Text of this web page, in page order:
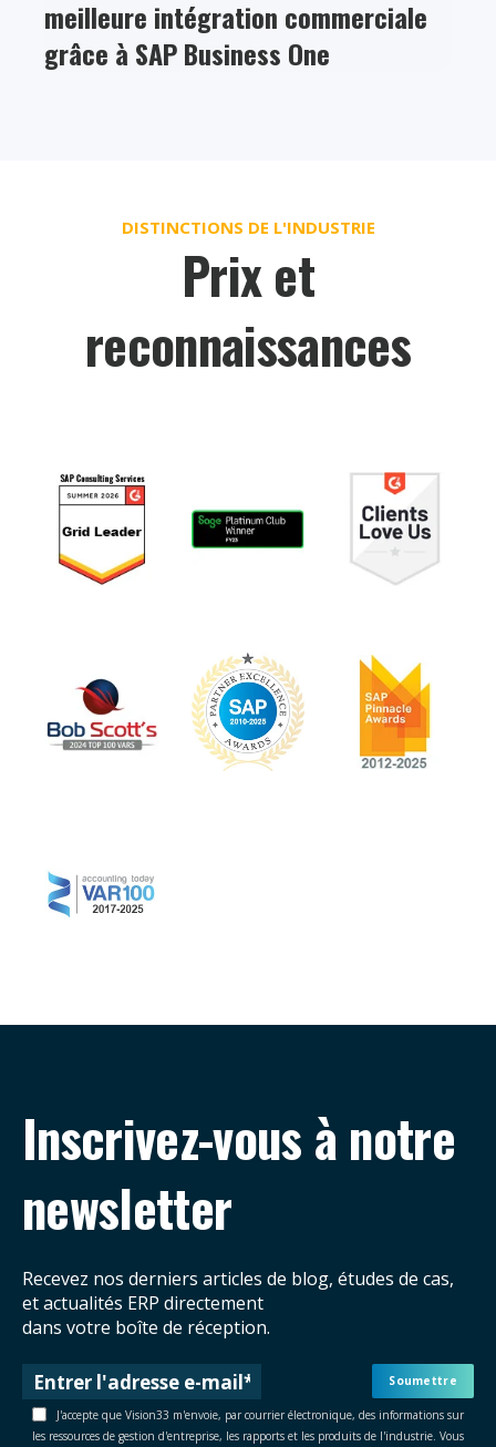
meilleure intégration commerciale
grâce à SAP Business One
DISTINCTIONS DE L'INDUSTRIE
Prix et
reconnaissances
Inscrivez-vous à notre
newsletter
Recevez nos derniers articles de blog, études de cas,
et actualités ERP directement
dans votre boîte de réception.
J'accepte que Vision33 m'envoie, par courrier électronique, des informations sur
les ressources de gestion d'entreprise, les rapports et les produits de l'industrie. Vous